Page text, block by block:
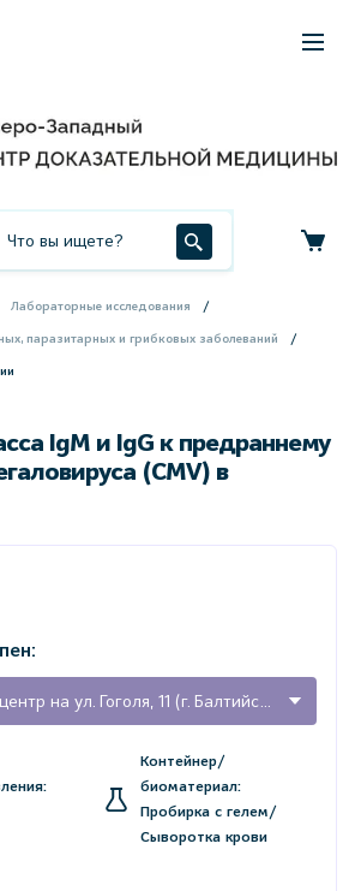
Лабораторные исследования
паразитарных и грибковых заболеваний
IgM и IgG к предраннему
(CMV) в
Медицинский центр на ул. Гоголя, 11 (г. Балтийск, Калининградская область)
Контейнер/
биоматериал:
Пробирка с гелем/
Сыворотка крови